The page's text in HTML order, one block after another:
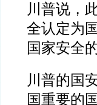
川普说，
全认定为
国家安全
川普的国
国重要的